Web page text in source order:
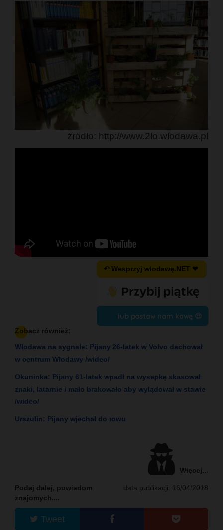
źródło: http://www.2lo.wlodawa.pl
↶ Wesprzyj wlodawę.NET ❤
lub postaw nam kawę 😍
Zobacz również:
Włodawa na sygnale: Pijany 26-latek w Volvo dachował
w centrum Włodawy /wideo/
Okuninka: Pijany 61-latek wpadł na wysepkę skasował
znaki, latarnie i mało brakowało aby wylądował w stawie
/wideo/
Urszulin: Pijany wjechał do rowu
Więcej...
data publikacji: 16/04/2018
Podaj dalej, powiadom
znajomych....
Tweet